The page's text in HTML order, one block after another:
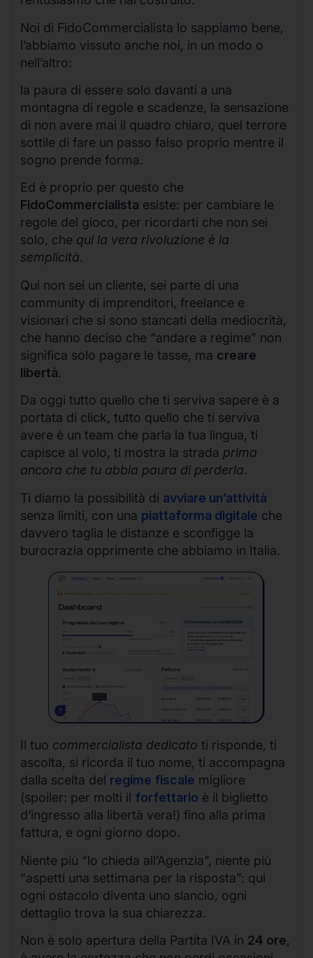
Noi di FidoCommercialista lo sappiamo bene,
l’abbiamo vissuto anche noi, in un modo o
nell’altro:
la paura di essere solo davanti a una
montagna di regole e scadenze, la sensazione
di non avere mai il quadro chiaro, quel terrore
sottile di fare un passo falso proprio mentre il
sogno prende forma.
Ed è proprio per questo che
FidoCommercialista esiste: per cambiare le
regole del gioco, per ricordarti che non sei
solo, che qui la vera rivoluzione è la
semplicità.
Qui non sei un cliente, sei parte di una
community di imprenditori, freelance e
visionari che si sono stancati della mediocrità,
che hanno deciso che “andare a regime” non
significa solo pagare le tasse, ma creare
libertà.
Da oggi tutto quello che ti serviva sapere è a
portata di click, tutto quello che ti serviva
avere è un team che parla la tua lingua, ti
capisce al volo, ti mostra la strada prima
ancora che tu abbia paura di perderla.
Ti diamo la possibilità di avviare un’attività
senza limiti, con una piattaforma digitale che
davvero taglia le distanze e sconfigge la
burocrazia opprimente che abbiamo in Italia.
Il tuo commercialista dedicato ti risponde, ti
ascolta, si ricorda il tuo nome, ti accompagna
dalla scelta del regime fiscale migliore
(spoiler: per molti il forfettario è il biglietto
d’ingresso alla libertà vera!) fino alla prima
fattura, e ogni giorno dopo.
Niente più “lo chieda all’Agenzia”, niente più
“aspetti una settimana per la risposta”: qui
ogni ostacolo diventa uno slancio, ogni
dettaglio trova la sua chiarezza.
Non è solo apertura della Partita IVA in 24 ore,